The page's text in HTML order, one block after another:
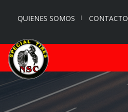
QUIENES SOMOS CONTACTO